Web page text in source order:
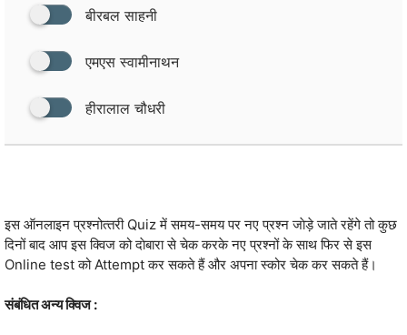
बीरबल साहनी
एमएस स्‍वामीनाथन
हीरालाल चौधरी
इस ऑनलाइन प्रश्‍नोत्‍तरी Quiz में समय-समय पर नए प्रश्‍न जाेड़े जाते रहेंगे तो कुछ
दिनों बाद आप इस क्विज को दाेबारा से चेक करके नए प्रश्‍नों के साथ फिर से इस
Online test को Attempt कर सकते हैं और अपना स्‍कोर चेक कर सकते हैं।
संबंधित अन्‍य क्विज :